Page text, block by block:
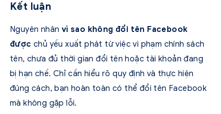
Kết luận
Nguyên nhân vì sao không đổi tên Facebook
được chủ yếu xuất phát từ việc vi phạm chính sách
tên, chưa đủ thời gian đổi tên hoặc tài khoản đang
bị hạn chế. Chỉ cần hiểu rõ quy định và thực hiện
đúng cách, bạn hoàn toàn có thể đổi tên Facebook
mà không gặp lỗi.